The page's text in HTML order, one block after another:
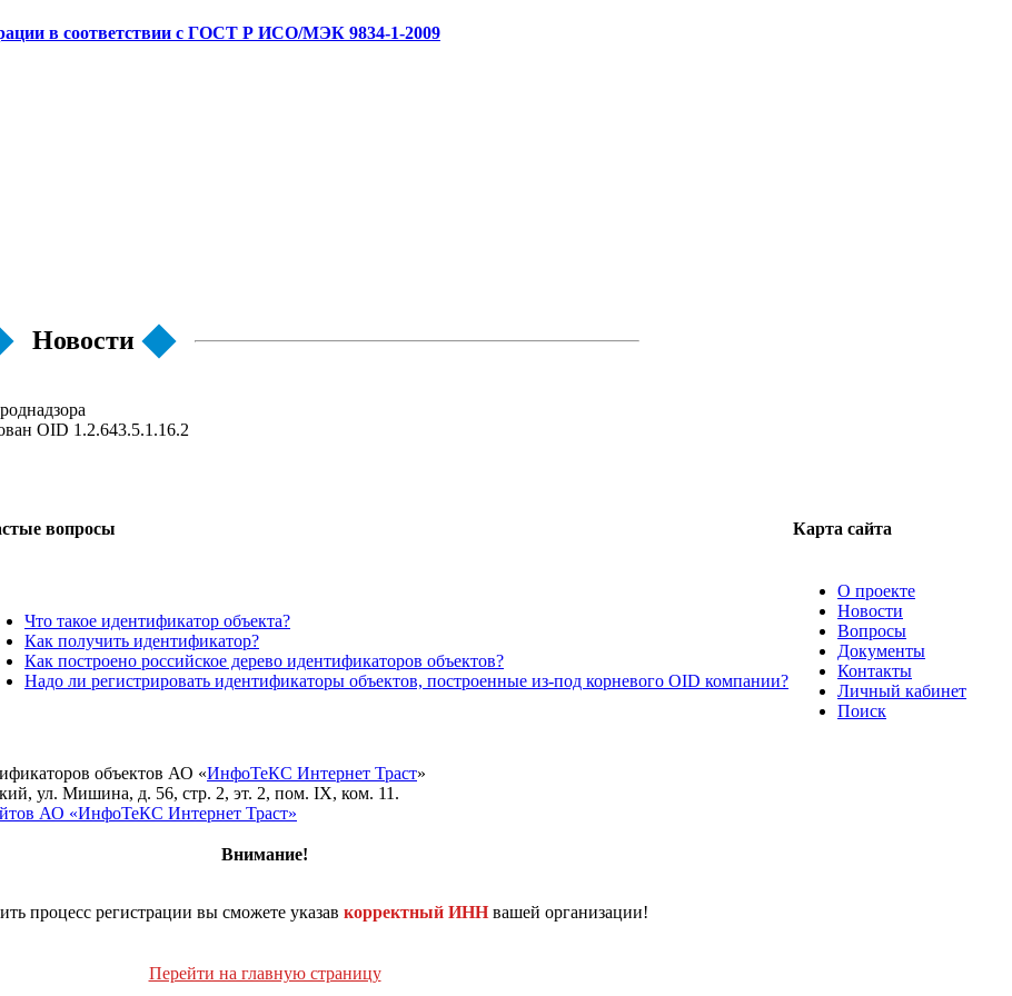
в соответствии с ГОСТ Р ИСО/МЭК 9834-1-2009
Новости
OID 1.2.643.5.1.16.2
вопросы Карта сайта
Что такое идентификатор объекта?
Как получить идентификатор?
Как построено российское дерево идентификаторов объектов?
Надо ли регистрировать идентификаторы объектов, построенные из-под корневого OID компании?
О проекте
Новости
Вопросы
Документы
Контакты
Личный кабинет
Поиск
объектов АО «ИнфоТеКС Интернет Траст»
ул. Мишина, д. 56, стр. 2, эт. 2, пом. IX, ком. 11.
АО «ИнфоТеКС Интернет Траст»
Внимание!
процесс регистрации вы сможете указав корректный ИННвашей организации!
Перейти на главную страницу